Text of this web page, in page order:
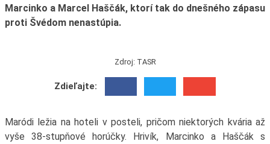
Marcinko a Marcel Haščák, ktorí tak do dnešného zápasu
proti Švédom nenastúpia.
Zdroj: TASR
Zdieľajte:
Maródi ležia na hoteli v posteli, pričom niektorých kvária až
vyše 38-stupňové horúčky. Hrivík, Marcinko a Haščák s